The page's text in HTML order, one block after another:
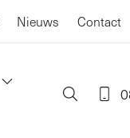
Nieuws Contact